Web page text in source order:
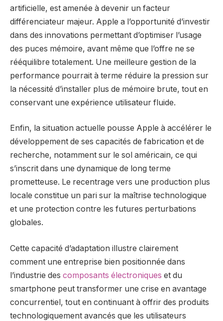
artificielle, est amenée à devenir un facteur
différenciateur majeur. Apple a l’opportunité d’investir
dans des innovations permettant d’optimiser l’usage
des puces mémoire, avant même que l’offre ne se
rééquilibre totalement. Une meilleure gestion de la
performance pourrait à terme réduire la pression sur
la nécessité d’installer plus de mémoire brute, tout en
conservant une expérience utilisateur fluide.
Enfin, la situation actuelle pousse Apple à accélérer le
développement de ses capacités de fabrication et de
recherche, notamment sur le sol américain, ce qui
s’inscrit dans une dynamique de long terme
prometteuse. Le recentrage vers une production plus
locale constitue un pari sur la maîtrise technologique
et une protection contre les futures perturbations
globales.
Cette capacité d’adaptation illustre clairement
comment une entreprise bien positionnée dans
l’industrie des composants électroniques et du
smartphone peut transformer une crise en avantage
concurrentiel, tout en continuant à offrir des produits
technologiquement avancés que les utilisateurs